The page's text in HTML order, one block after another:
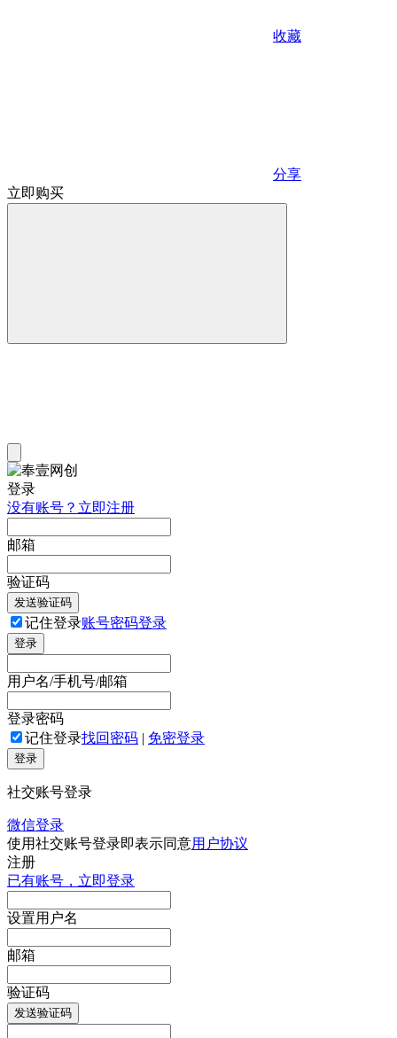
收藏
分享
立即购买
登录
没有账号？立即注册
邮箱
验证码
发送验证码
记住登录账号密码登录
登录
用户名/手机号/邮箱
登录密码
记住登录找回密码 | 免密登录
登录
社交账号登录
微信登录
使用社交账号登录即表示同意用户协议
注册
已有账号，立即登录
设置用户名
邮箱
验证码
发送验证码